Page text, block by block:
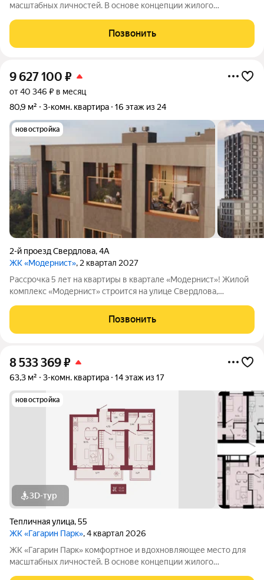
масштабных личностей. В основе концепции жилого
великого летчика-космонавта и героя СССР. Жилой квартал
«Гагарин Парк» расположился в
Позвонить
9 627 100 ₽
от 40 346 ₽ в месяц
80,9 м²
3-комн. квартира 16 этаж из 24
новостройка
2-й проезд Свердлова,4А
ЖК «Модернист», 2 квартал 2027
Рассрочка 5 лет на квартиры в квартале «Модернист»! Жилой
комплекс «Модернист» строится на улице Свердлова,
образовательному и культурному центру. Здесь каждая деталь
помогает жить, отдыхать и
Позвонить
8 533 369₽
63,3 м² 3-комн. квартира 14 этаж из 17
новостройка
3D-тур
Тепличная улица,55
ЖК «Гагарин Парк», 4 квартал 2026
ЖК «Гагарин Парк» комфортное и вдохновляющее место для
масштабных личностей. В основе концепции жилого